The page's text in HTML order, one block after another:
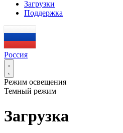
Загрузки
Поддержка
Россия
Режим освещения
Темный режим
Загрузка